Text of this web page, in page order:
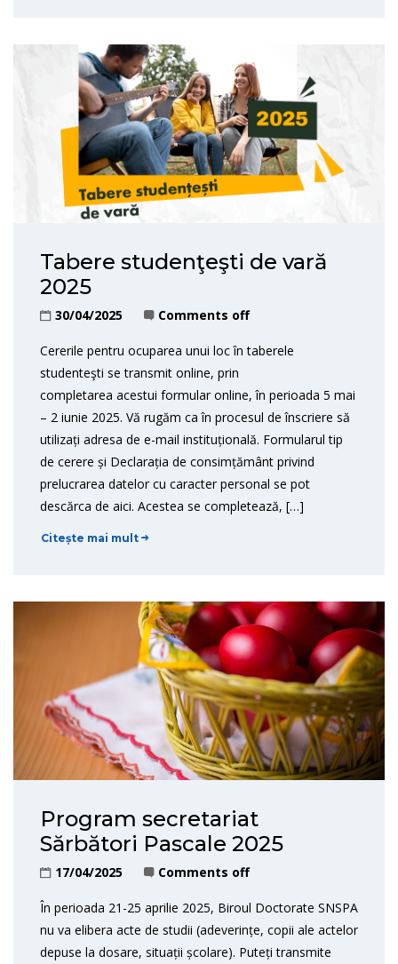
Tabere studenţeşti de vară
2025
30/04/2025 Comments off
Cererile pentru ocuparea unui loc în taberele
studenteşti se transmit online, prin
completarea acestui formular online, în perioada 5 mai
– 2 iunie 2025. Vă rugăm ca în procesul de înscriere să
utilizați adresa de e-mail instituțională. Formularul tip
de cerere și Declarația de consimțământ privind
prelucrarea datelor cu caracter personal se pot
descărca de aici. Acestea se completează, […]
Citește mai mult
Program secretariat
Sărbători Pascale 2025
17/04/2025 Comments off
În perioada 21-25 aprilie 2025, Biroul Doctorate SNSPA
nu va elibera acte de studii (adeverințe, copii ale actelor
depuse la dosare, situații școlare). Puteți transmite